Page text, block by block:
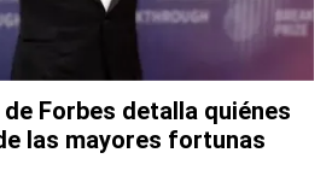
Forbes detalla quiénes
las mayores fortunas